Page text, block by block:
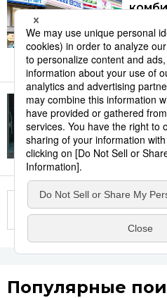
В
Другие
Популярные